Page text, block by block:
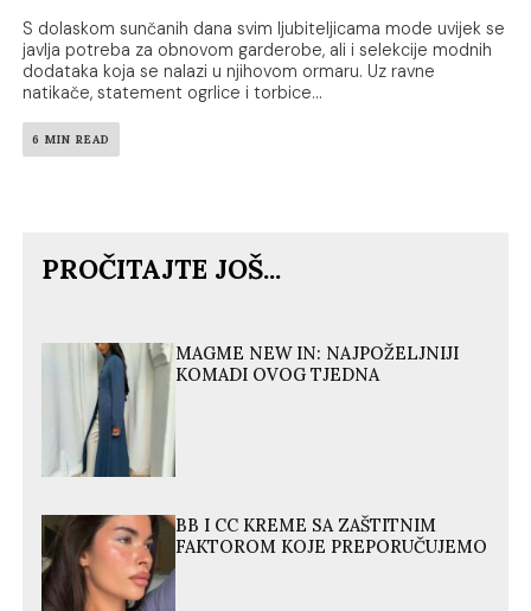
S dolaskom sunčanih dana svim ljubiteljicama mode uvijek se
javlja potreba za obnovom garderobe, ali i selekcije modnih
dodataka koja se nalazi u njihovom ormaru. Uz ravne
natikače, statement ogrlice i torbice...
6 MIN READ
PROČITAJTE JOŠ...
MAGME NEW IN: NAJPOŽELJNIJI
KOMADI OVOG TJEDNA
BB I CC KREME SA ZAŠTITNIM
FAKTOROM KOJE PREPORUČUJEMO